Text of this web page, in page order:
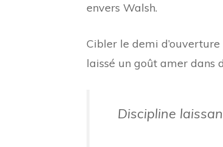
envers Walsh.
Cibler le demi
laissé un goût amer dans
Discipline